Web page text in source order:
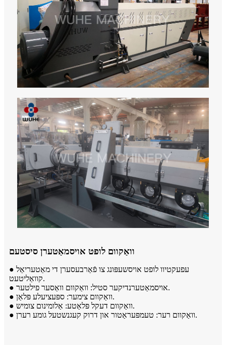
וואַקוום לופט אויסמאַטערן סיסטעם
● עפעקטיוו לופט אויסשעפּונג צו פֿאַרבעסערן די מאַטעריאַל
קוואַליטעט.
● אויסמאַטערנדיקער סטיל: וואַקוום וואַסער פילטער.
● וואַקוום צימער: ספּעציעלע פּלאַן.
● וואַקוום דעקל פּלאַטע: אַלומינום צומיש.
● וואַקוום רער: טעמפּעראַטור און דרוק קעגנשטעל גומע רערן.